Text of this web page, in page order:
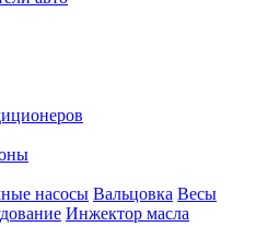
насосы Вальцовка Весы
Инжектор масла